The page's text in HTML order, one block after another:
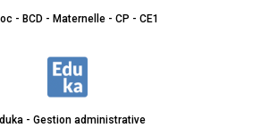
- BCD - Maternelle - CP - CE1
- Gestion administrative